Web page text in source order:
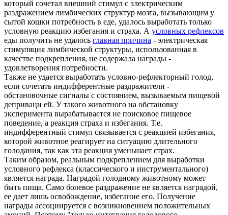
который сочетал внешний стимул с электрическим
раздражением лимбических структур мозга, вызывающим у
сытой кошки потребность в еде, удалось выработать только
условную реакцию избегания и страха. А условных рефлексов
еды получить не удалось главная причина - электрическая
стимуляция лимбической структуры, использованная в
качестве подкрепления, не содержала награды -
удовлетворения потребности.
Также не удается выработать условно-рефлекторный голод,
если сочетать индифферентные раздражители -
обстановочные сигналы с состоянием, вызываемым пищевой
деприваци ей. У такого животного на обстановку
эксперимента вырабатывается не поисковое пищевое
поведение, а реакция страха и избегания. Т.е.
индифферентный стимул связывается с реакцией избегания,
которой животное реагирует на ситуацию длительного
голодания, так как эта реакция уменьшает страх.
Таким образом, реальным подкреплением для выработки
условного рефлекса (классического и инструментального)
является награда. Наградой голодному животному может
быть пища. Само болевое раздражение не является наградой,
ее дает лишь освобождение, избегание его. Получение
награды ассоциируется с возникновением положительных